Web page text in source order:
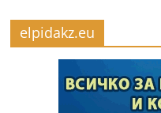
elpidakz.eu